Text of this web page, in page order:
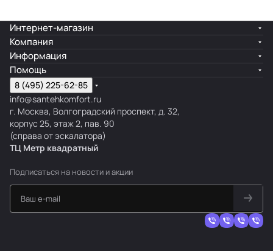
Интернет-магазин
Компания
Информация
Помощь
8 (495) 225-62-85
info@santehkomfort.ru
г. Москва, Волгоградский проспект, д. 32,
корпус 25, этаж 2, пав. 90
(справа от эскалатора)
ТЦ Метр квадратный
Подписаться на новости и акции